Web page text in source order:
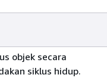
objek secara
siklus hidup.